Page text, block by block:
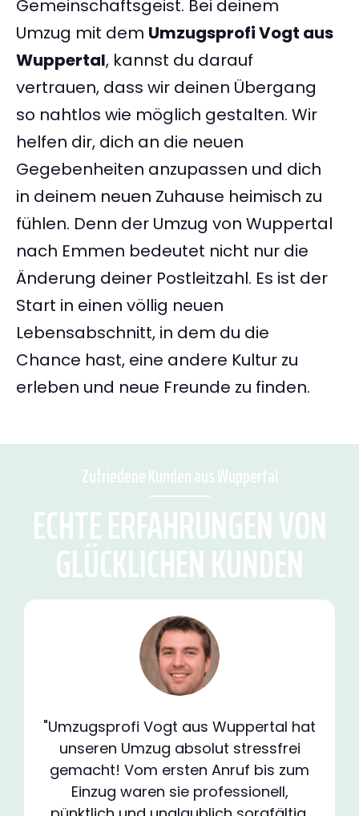
Gemeinschaftsgeist. Bei deinem
Umzug mit dem Umzugsprofi Vogt aus
Wuppertal, kannst du darauf
vertrauen, dass wir deinen Übergang
so nahtlos wie möglich gestalten. Wir
helfen dir, dich an die neuen
Gegebenheiten anzupassen und dich
in deinem neuen Zuhause heimisch zu
fühlen. Denn der Umzug von Wuppertal
nach Emmen bedeutet nicht nur die
Änderung deiner Postleitzahl. Es ist der
Start in einen völlig neuen
Lebensabschnitt, in dem du die
Chance hast, eine andere Kultur zu
erleben und neue Freunde zu finden.
Zufriedene Kunden aus Wuppertal
ECHTE ERFAHRUNGEN VON
GLÜCKLICHEN KUNDEN
"Umzugsprofi Vogt aus Wuppertal hat
unseren Umzug absolut stressfrei
gemacht! Vom ersten Anruf bis zum
Einzug waren sie professionell,